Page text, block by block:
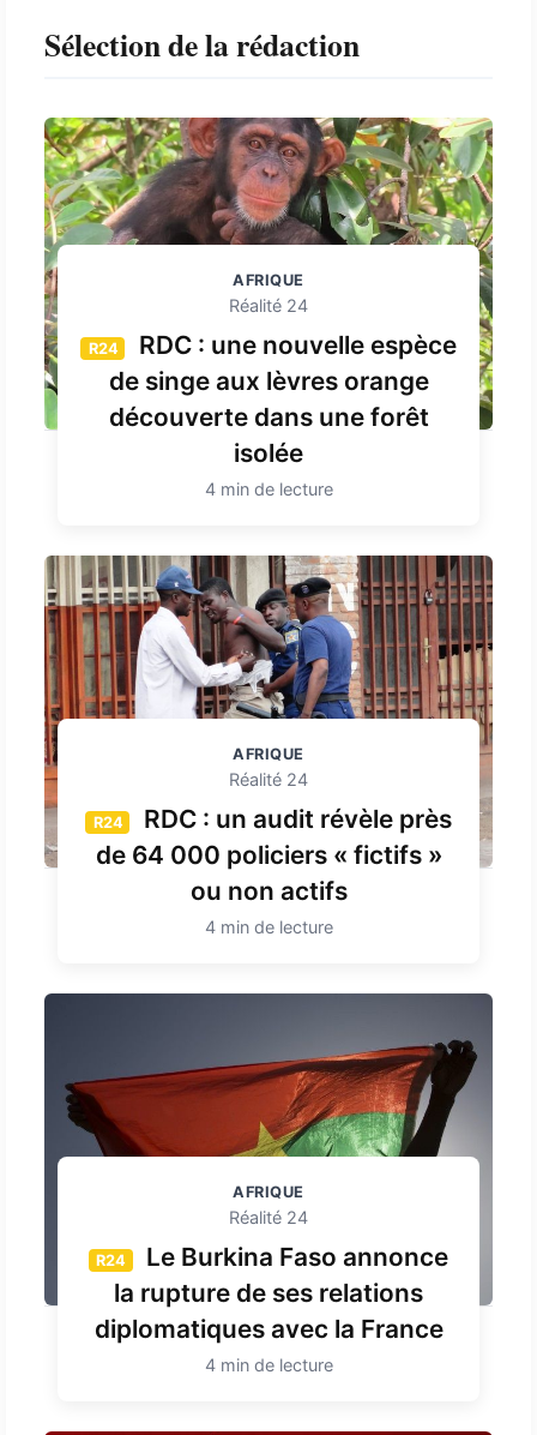
Sélection de la rédaction
AFRIQUE
Réalité 24
R24
RDC : une nouvelle espèce
de singe aux lèvres orange
découverte dans une forêt
isolée
4 min de lecture
AFRIQUE
Réalité 24
R24
RDC : un audit révèle près
de 64 000 policiers « fictifs »
ou non actifs
4 min de lecture
AFRIQUE
Réalité 24
R24
Le Burkina Faso annonce
la rupture de ses relations
diplomatiques avec la France
4 min de lecture